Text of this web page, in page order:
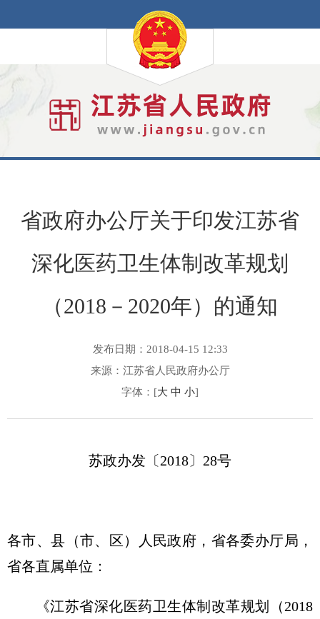
省政府办公厅关于印发江苏省
深化医药卫生体制改革规划
（2018－2020年）的通知
发布日期：2018-04-15 12:33
来源：江苏省人民政府办公厅
字体：[大 中 小]
苏政办发〔2018〕28号
各市、县（市、区）人民政府，省各委办厅局，
省各直属单位：
《江苏省深化医药卫生体制改革规划（2018